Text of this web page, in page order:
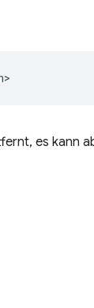
es kann